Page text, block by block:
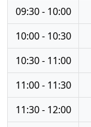
09:30 - 10:00
10:00 - 10:30
10:30 - 11:00
11:00 - 11:30
11:30 - 12:00